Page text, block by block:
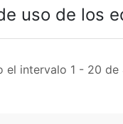
uso de los
el intervalo 1 - 20 de